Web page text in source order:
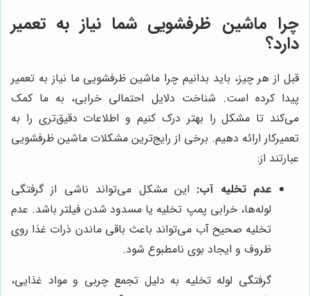
چرا ماشین ظرفشویی شما نیاز به تعمیر
دارد؟
قبل از هر چیز، باید بدانیم چرا ماشین ظرفشویی ما نیاز به تعمیر
پیدا کرده است. شناخت دلایل احتمالی خرابی، به ما کمک
می‌کند تا مشکل را بهتر درک کنیم و اطلاعات دقیق‌تری را به
تعمیرکار ارائه دهیم. برخی از رایج‌ترین مشکلات ماشین ظرفشویی
عبارتند از:
عدم تخلیه آب: این مشکل می‌تواند ناشی از گرفتگی
لوله‌ها، خرابی پمپ تخلیه یا مسدود شدن فیلتر باشد. عدم
تخلیه صحیح آب می‌تواند باعث باقی ماندن ذرات غذا روی
ظروف و ایجاد بوی نامطبوع شود.
گرفتگی لوله تخلیه به دلیل تجمع چربی و مواد غذایی،